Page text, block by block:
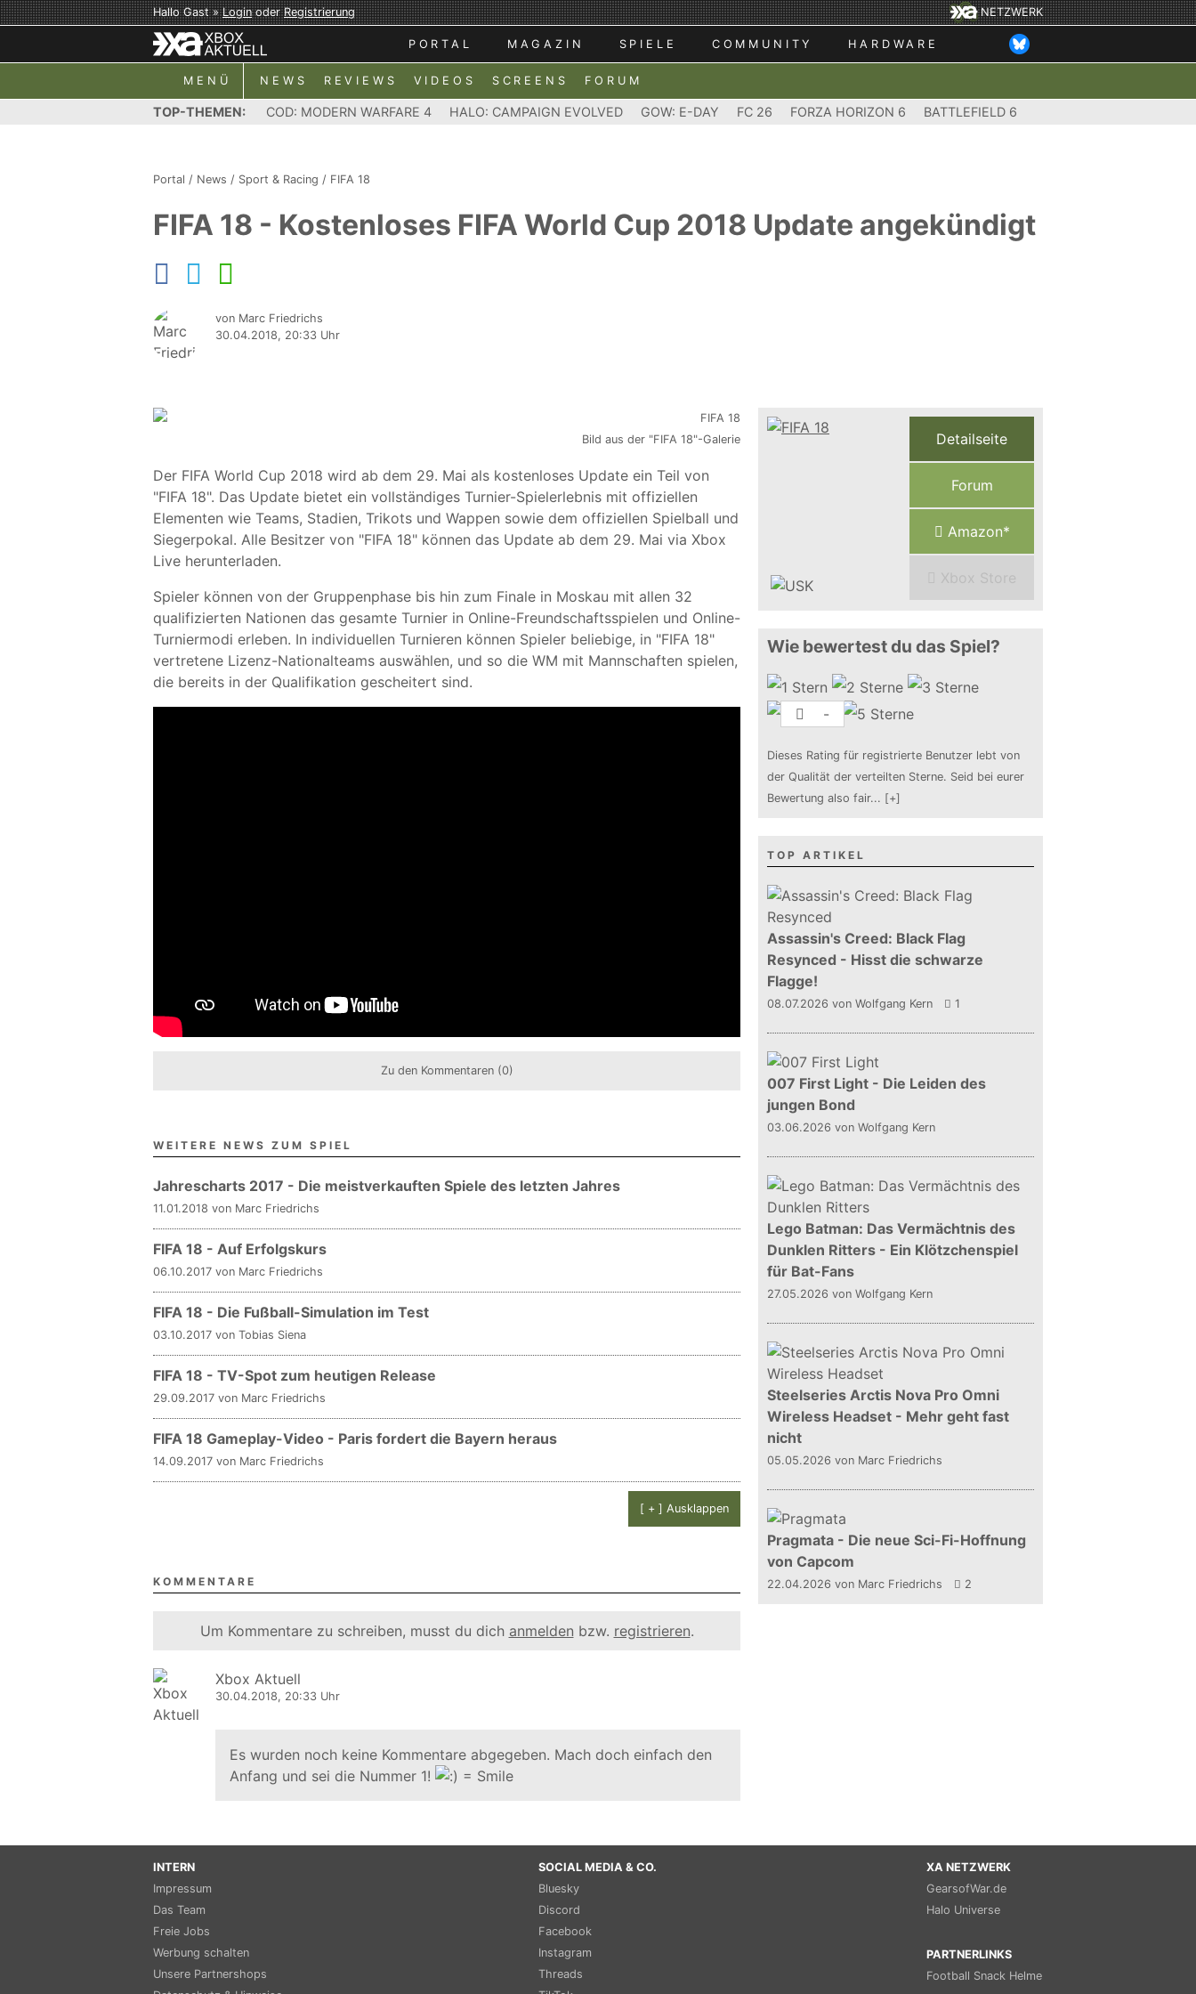
Hallo Gast »LoginoderRegistrierung NETZWERK
PORTAL MAGAZIN SPIELE COMMUNITY HARDWARE
MENÜ NEWS REVIEWS VIDEOS SCREENS FORUM
TOP-THEMEN: COD: MODERN WARFARE 4 HALO: CAMPAIGN EVOLVED GOW: E-DAY FC 26 FORZA HORIZON 6 BATTLEFIELD 6
Portal / News / Sport & Racing / FIFA 18
FIFA 18 - Kostenloses FIFA World Cup 2018 Update angekündigt
von Marc Friedrichs
30.04.2018, 20:33 Uhr
Bild aus der "FIFA 18"-Galerie
Der FIFA World Cup 2018 wird ab dem 29. Mai als kostenloses Update ein Teil von
"FIFA 18". Das Update bietet ein vollständiges Turnier-Spielerlebnis mit offiziellen
Elementen wie Teams, Stadien, Trikots und Wappen sowie dem offiziellen Spielball und
Siegerpokal. Alle Besitzer von "FIFA 18" können das Update ab dem 29. Mai via Xbox
Live herunterladen.
Spieler können von der Gruppenphase bis hin zum Finale in Moskau mit allen 32
qualifizierten Nationen das gesamte Turnier in Online-Freundschaftsspielen und Online-
Turniermodi erleben. In individuellen Turnieren können Spieler beliebige, in "FIFA 18"
vertretene Lizenz-Nationalteams auswählen, und so die WM mit Mannschaften spielen,
die bereits in der Qualifikation gescheitert sind.
Zu den Kommentaren (0)
WEITERE NEWS ZUM SPIEL
Jahrescharts 2017 - Die meistverkauften Spiele des letzten Jahres
11.01.2018 von Marc Friedrichs
FIFA 18 - Auf Erfolgskurs
06.10.2017 von Marc Friedrichs
FIFA 18 - Die Fußball-Simulation im Test
03.10.2017 von Tobias Siena
FIFA 18 - TV-Spot zum heutigen Release
29.09.2017 von Marc Friedrichs
FIFA 18 Gameplay-Video - Paris fordert die Bayern heraus
14.09.2017 von Marc Friedrichs
[ + ] Ausklappen
KOMMENTARE
Um Kommentare zu schreiben, musst du dich anmelden bzw. registrieren.
Xbox Aktuell
30.04.2018, 20:33 Uhr
Es wurden noch keine Kommentare abgegeben. Mach doch einfach den
Anfang und sei die Nummer 1!
Detailseite
Forum
Amazon*
Xbox Store
Wie bewertest du das Spiel?
-
Dieses Rating für registrierte Benutzer lebt von
der Qualität der verteilten Sterne. Seid bei eurer
Bewertung also fair... [+]
TOP ARTIKEL
Assassin's Creed: Black Flag
Resynced - Hisst die schwarze
Flagge!
08.07.2026 von Wolfgang Kern 1
007 First Light - Die Leiden des
jungen Bond
03.06.2026 von Wolfgang Kern
Lego Batman: Das Vermächtnis des
Dunklen Ritters - Ein Klötzchenspiel
für Bat-Fans
27.05.2026 von Wolfgang Kern
Steelseries Arctis Nova Pro Omni
Wireless Headset - Mehr geht fast
nicht
05.05.2026 von Marc Friedrichs
Pragmata - Die neue Sci-Fi-Hoffnung
von Capcom
22.04.2026 von Marc Friedrichs 2
INTERN
Impressum
Das Team
Freie Jobs
Werbung schalten
Unsere Partnershops
SOCIAL MEDIA & CO.
Bluesky
Discord
Facebook
Instagram
Threads
XA NETZWERK
GearsofWar.de
Halo Universe
PARTNERLINKS
Football Snack Helme